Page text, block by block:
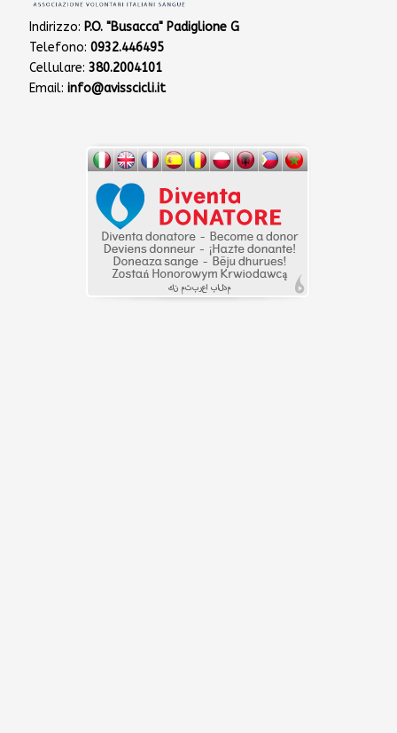
Indirizzo: P.O. "Busacca" Padiglione G
Telefono: 0932.446495
Cellulare: 380.2004101
Email: info@avisscicli.it